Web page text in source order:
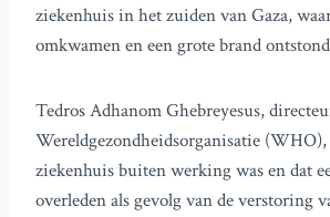
ziekenhuis in het zuiden van Gaza,
omkwamen en een grote brand
Tedros Adhanom Ghebreyesus,
Wereldgezondheidsorganisatie
ziekenhuis buiten werking was en dat
overleden als gevolg van de verstoring